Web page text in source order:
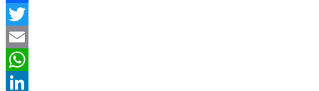
Facebook
Twitter
Email
WhatsApp